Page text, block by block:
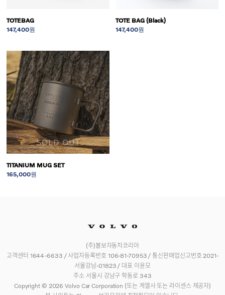
TOTEBAG
147,400원
TOTE BAG (Black)
147,400원
SOLD OUT
TITANIUM MUG SET
165,000원
(주)볼보자동차코리아
고객센터 1644-6633 / 사업자등록번호 106-81-70953 / 통신판매업신고번호 2021-
서울강남-01823 / 대표 이윤모
주소 서울시 강남구 학동로 343
Copyright © 2026 Volvo Car Corporation (또는 계열사 또는 라이센스 제공자)